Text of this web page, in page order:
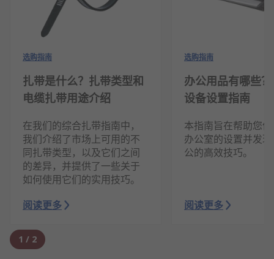
选购指南
扎带是什么？扎带类型和
电缆扎带用途介绍
在我们的综合扎带指南中，
我们介绍了市场上可用的不
同扎带类型，以及它们之间
的差异，并提供了一些关于
如何使用它们的实用技巧。
阅读更多
选购指南
办公用品有哪些
设备设置指南
本指南旨在帮助您
办公室的设置并发
公的高效技巧。
阅读更多
1 / 2